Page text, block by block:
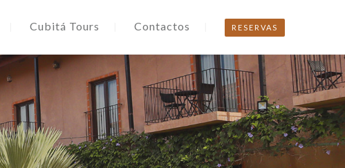
Cubitá Tours Contactos RESERVAS